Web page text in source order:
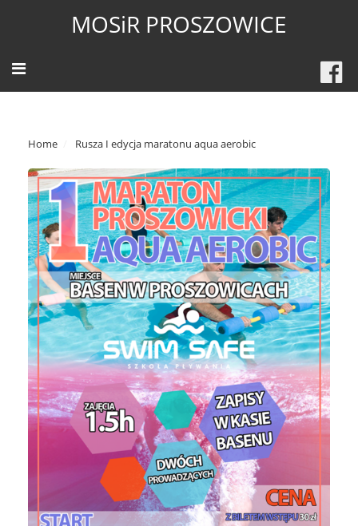
MOSiR PROSZOWICE
Home Rusza I edycja maratonu aqua aerobic